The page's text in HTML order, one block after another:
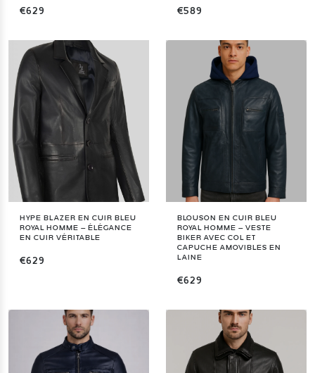
€629 €589
HYPE BLAZER EN CUIR BLEU
ROYAL HOMME – ÉLÉGANCE
EN CUIR VÉRITABLE
€629
BLOUSON EN CUIR BLEU
ROYAL HOMME – VESTE
BIKER AVEC COL ET
CAPUCHE AMOVIBLES EN
LAINE
€629